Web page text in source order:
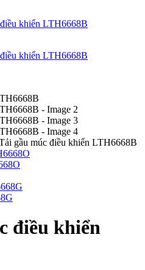
gầu múc điều khiển LTH6668B
điều khiển